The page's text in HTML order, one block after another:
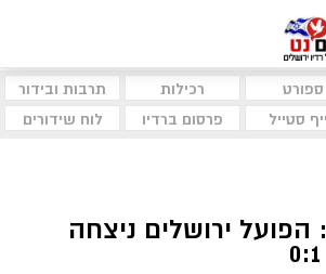
ספורט רכילות
תרבות ובידור
סטייל פרסום ברדיו לוח שידורים
הפועל ירושלים ניצחה